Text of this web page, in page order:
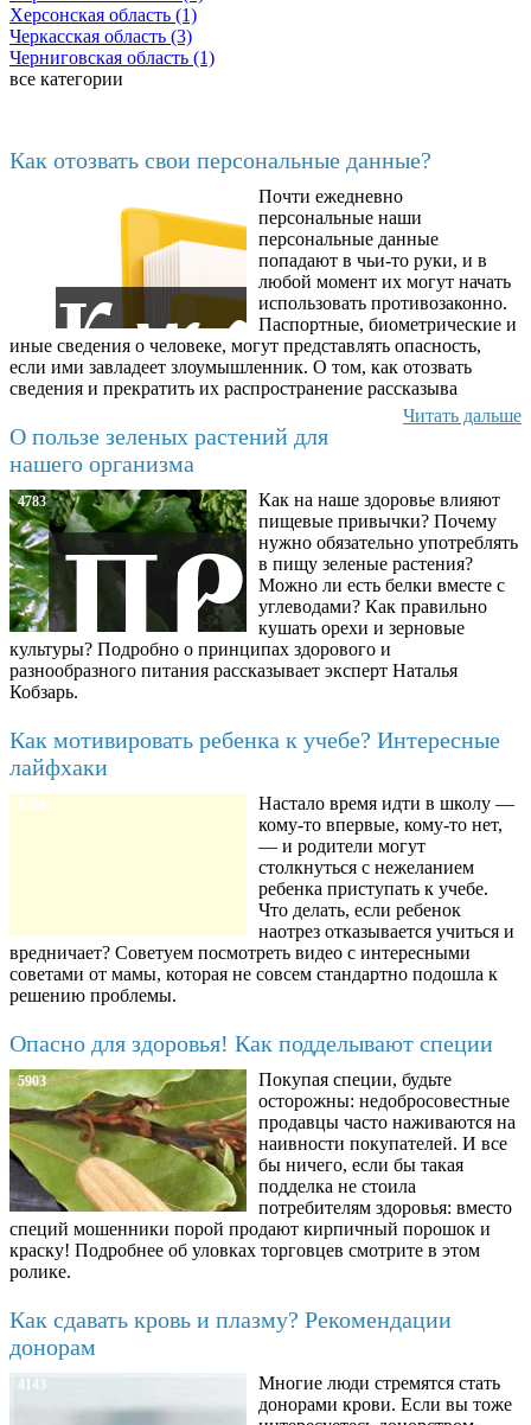
Херсонcкая область (1)
Черкасская область (3)
Черниговская область (1)
все категории
Как отозвать свои персональные данные?
Почти ежедневно
персональные наши
персональные данные
попадают в чьи-то руки, и в
любой момент их могут начать
использовать противозаконно.
Паспортные, биометрические и
иные сведения о человеке, могут представлять опасность,
если ими завладеет злоумышленник. О том, как отозвать
сведения и прекратить их распространение рассказыва
Читать дальше
О пользе зеленых растений для
нашего организма
4783
Как на наше здоровье влияют
пищевые привычки? Почему
нужно обязательно употреблять
в пищу зеленые растения?
Можно ли есть белки вместе с
углеводами? Как правильно
кушать орехи и зерновые
культуры? Подробно о принципах здорового и
разнообразного питания рассказывает эксперт Наталья
Кобзарь.
Как мотивировать ребенка к учебе? Интересные
лайфхаки
8780
Настало время идти в школу —
кому-то впервые, кому-то нет,
— и родители могут
столкнуться с нежеланием
ребенка приступать к учебе.
Что делать, если ребенок
наотрез отказывается учиться и
вредничает? Советуем посмотреть видео с интересными
советами от мамы, которая не совсем стандартно подошла к
решению проблемы.
Опасно для здоровья! Как подделывают специи
5903
Покупая специи, будьте
осторожны: недобросовестные
продавцы часто наживаются на
наивности покупателей. И все
бы ничего, если бы такая
подделка не стоила
потребителям здоровья: вместо
специй мошенники порой продают кирпичный порошок и
краску! Подробнее об уловках торговцев смотрите в этом
ролике.
Как сдавать кровь и плазму? Рекомендации
донорам
4143
Многие люди стремятся стать
донорами крови. Если вы тоже